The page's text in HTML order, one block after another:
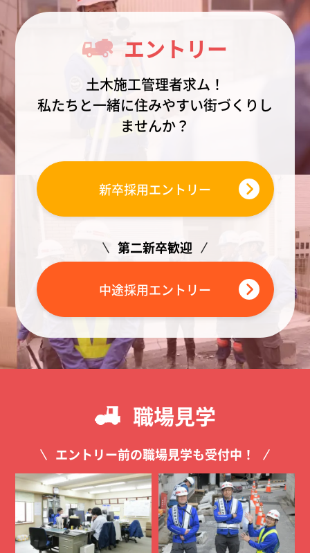
エントリー
土木施工管理者求ム！
私たちと一緒に住みやすい街づくりし
ませんか？
新卒採用エントリー
第二新卒歓迎
中途採用エントリー
職場見学
エントリー前の職場見学も受付中！